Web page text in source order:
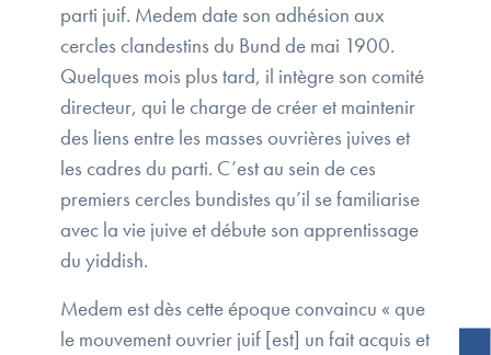
parti juif. Medem date son adhésion aux
cercles clandestins du Bund de mai 1900.
Quelques mois plus tard, il intègre son comité
directeur, qui le charge de créer et maintenir
des liens entre les masses ouvrières juives et
les cadres du parti. C’est au sein de ces
premiers cercles bundistes qu’il se familiarise
avec la vie juive et débute son apprentissage
du yiddish.
Medem est dès cette époque convaincu « que
le mouvement ouvrier juif [est] un fait acquis et